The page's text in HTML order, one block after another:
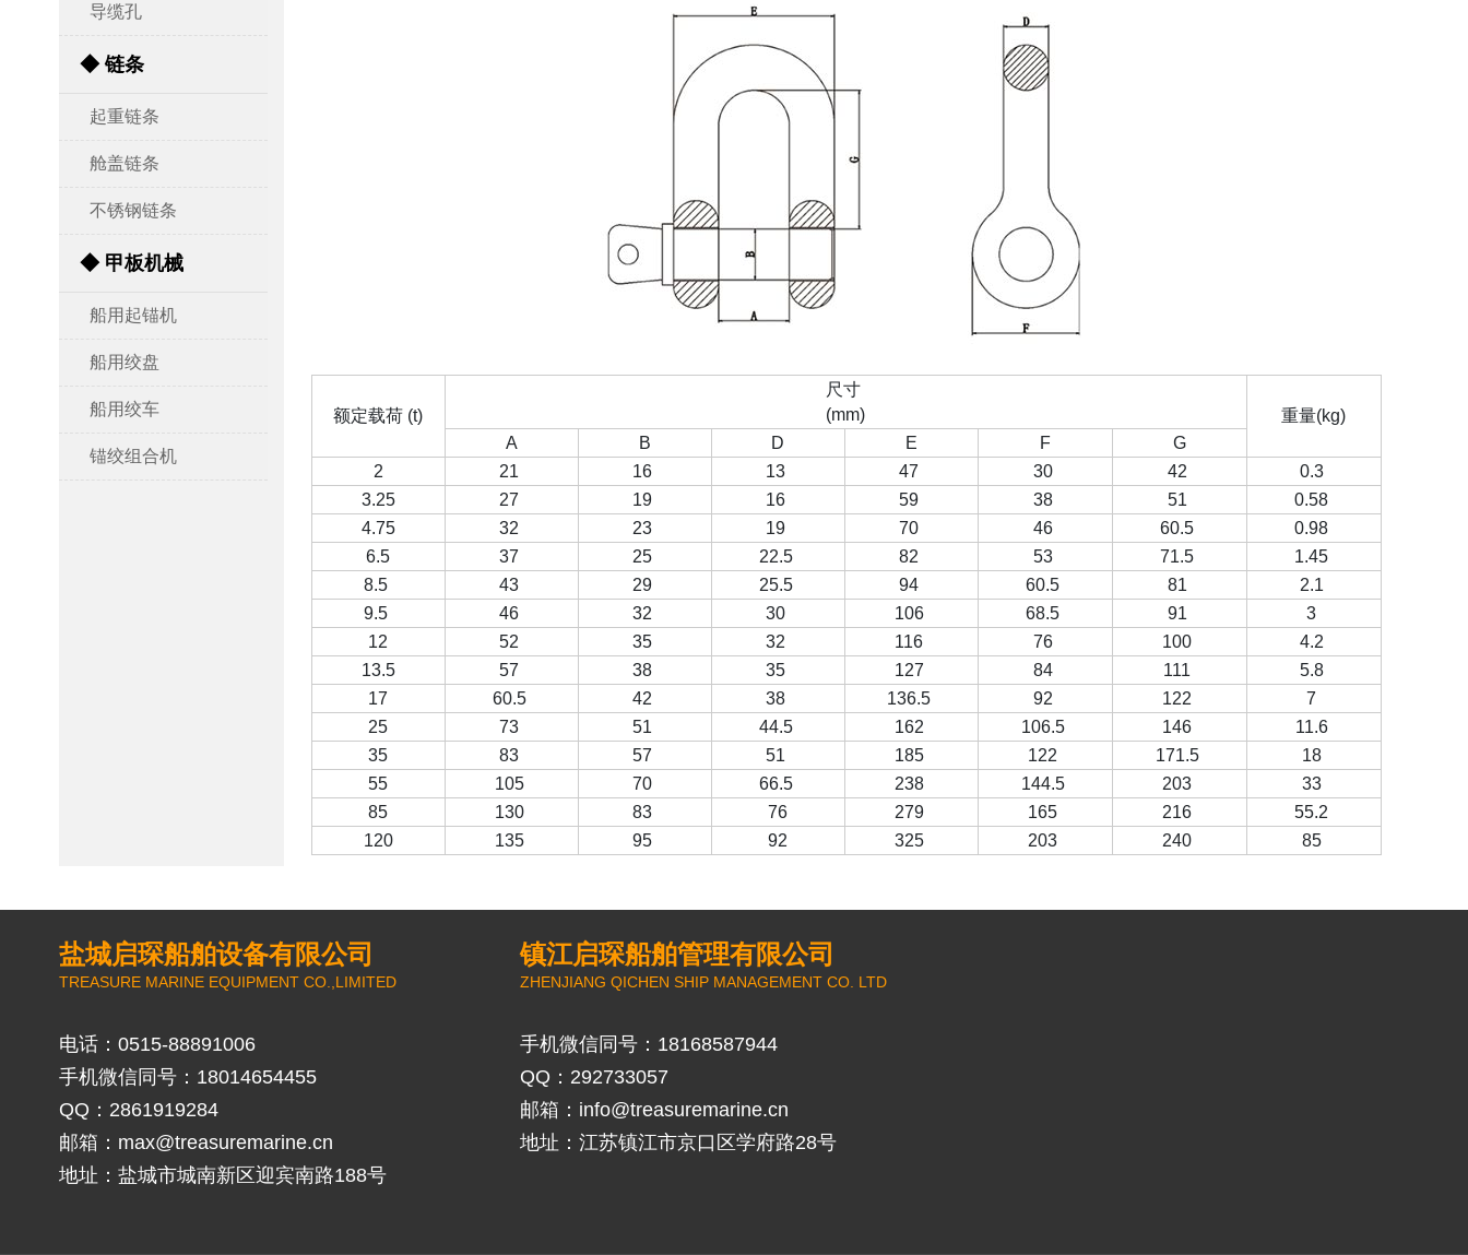
导缆孔
◆ 链条
起重链条
舱盖链条
不锈钢链条
◆ 甲板机械
船用起锚机
船用绞盘
船用绞车
锚绞组合机
额定载荷 (t)
尺寸
(mm)
重量(kg)
A
B D E F
G
2
21 16 13 47 30 42
0.3
3.25
27 19 16 59 38 51
0.58
4.75
32 23 19 70 46 60.5
0.98
6.5
37 25 22.5 82 53 71.5
1.45
8.5
43 29 25.5 94 60.5 81
2.1
9.5
46 32 30 106 68.5 91
3
12
52 35 32 116 76 100
4.2
13.5
57 38 35 127 84 111
5.8
17
60.5 42 38 136.5 92 122
7
25
73 51 44.5 162 106.5 146
11.6
35
83 57 51 185 122 171.5
18
55
105 70 66.5 238 144.5 203
33
85
130 83 76 279 165 216
55.2
120
135 95 92 325 203 240 85
盐城启琛船舶设备有限公司
TREASURE MARINE EQUIPMENT CO.,LIMITED
电话：0515-88891006
手机微信同号：18014654455
QQ：2861919284
邮箱： max@treasuremarine.cn
地址：盐城市城南新区迎宾南路188号
镇江启琛船舶管理有限公司
ZHENJIANG QICHEN SHIP MANAGEMENT CO. LTD
手机微信同号：18168587944
QQ：292733057
邮箱： info@treasuremarine.cn
地址：江苏镇江市京口区学府路28号